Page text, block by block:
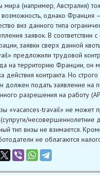
мира (например, Австралия)
однако Франция
виз данного типа
заявок. В
заявки сверх данной
предложили трудовой
на территорию Франции, он
действия контракта. Но
должен подать заявление на
разрешения на работу
«vacances-travail» не может
несовершеннолетние
тип визы не взимается.
не облагаются